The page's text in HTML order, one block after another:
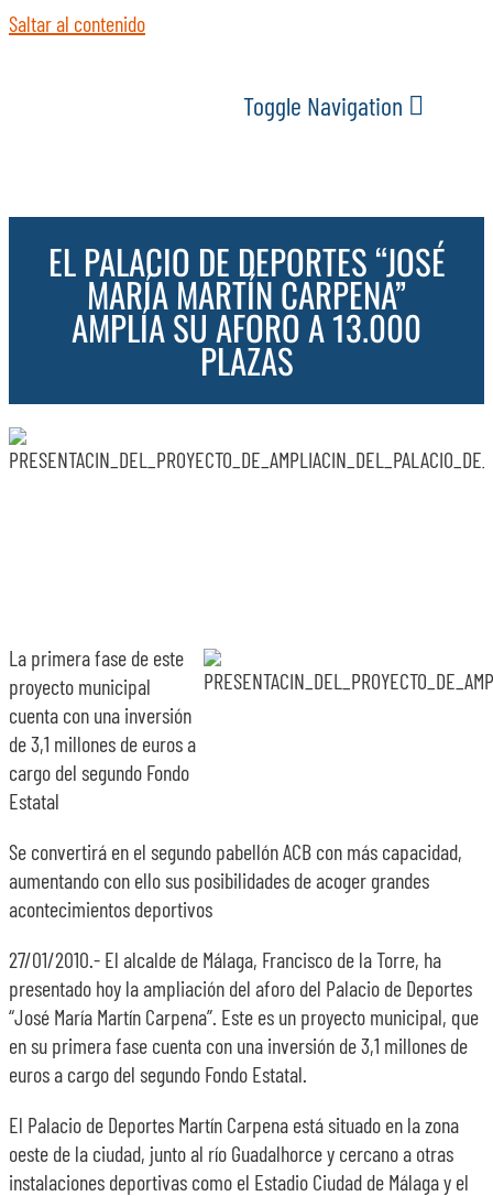
Saltar al contenido
Toggle Navigation
ACTUALIDAD
SERVICIOS
EVENTOS
ESPACIOS
EL PALACIO DE DEPORTES “JOSÉ
MARÍA MARTÍN CARPENA”
AMPLÍA SU AFORO A 13.000
PLAZAS
La primera fase de este
proyecto municipal
cuenta con una inversión
de 3,1 millones de euros a
cargo del segundo Fondo
Estatal
Se convertirá en el segundo pabellón ACB con más capacidad,
aumentando con ello sus posibilidades de acoger grandes
acontecimientos deportivos
27/01/2010.- El alcalde de Málaga, Francisco de la Torre, ha
presentado hoy la ampliación del aforo del Palacio de Deportes
“José María Martín Carpena”. Este es un proyecto municipal, que
en su primera fase cuenta con una inversión de 3,1 millones de
euros a cargo del segundo Fondo Estatal.
El Palacio de Deportes Martín Carpena está situado en la zona
oeste de la ciudad, junto al río Guadalhorce y cercano a otras
instalaciones deportivas como el Estadio Ciudad de Málaga y el